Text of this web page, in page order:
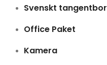
Svenskt
Office Paket
Kamera